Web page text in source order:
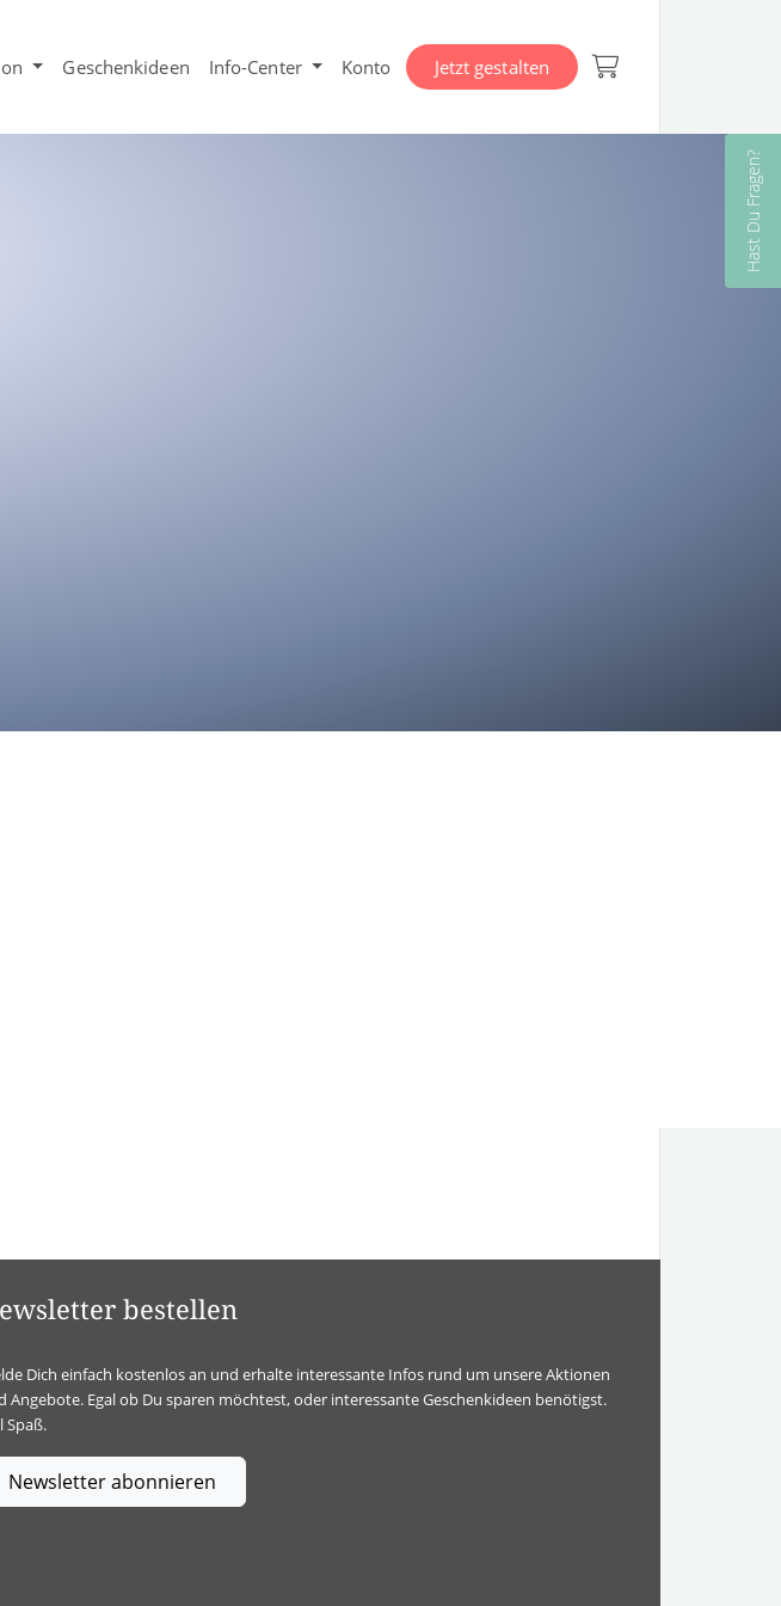
Geschenkideen Info-Center Konto Jetzt gestalten
Hast Du Fragen?
bestellen
Dich einfach kostenlos an und erhalte interessante Infos rund um unsere Aktionen
Angebote. Egal ob Du sparen möchtest, oder interessante Geschenkideen benötigst.
Spaß.
Newsletter abonnieren